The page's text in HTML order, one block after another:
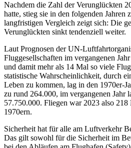
Nachdem die Zahl der Verunglückten
hatte, stieg sie in den folgenden Jahren
langfristigen Vergleich zeigt sich: Die
Verunglückten sinkt tendenziell weiter.
Laut Prognosen der UN-
Fluggesellschaften im vergangenen
und damit mehr als 14 Mal so viele
statistische Wahrscheinlichkeit, durch
Leben zu kommen, lag in den 1970er-
zu rund 264.000, im vergangenen Jahr
57.750.000. Fliegen war 2023 also 218
1970ern.
Sicherheit hat für alle am Luftverkehr
Das gilt sowohl für die Sicherheit im